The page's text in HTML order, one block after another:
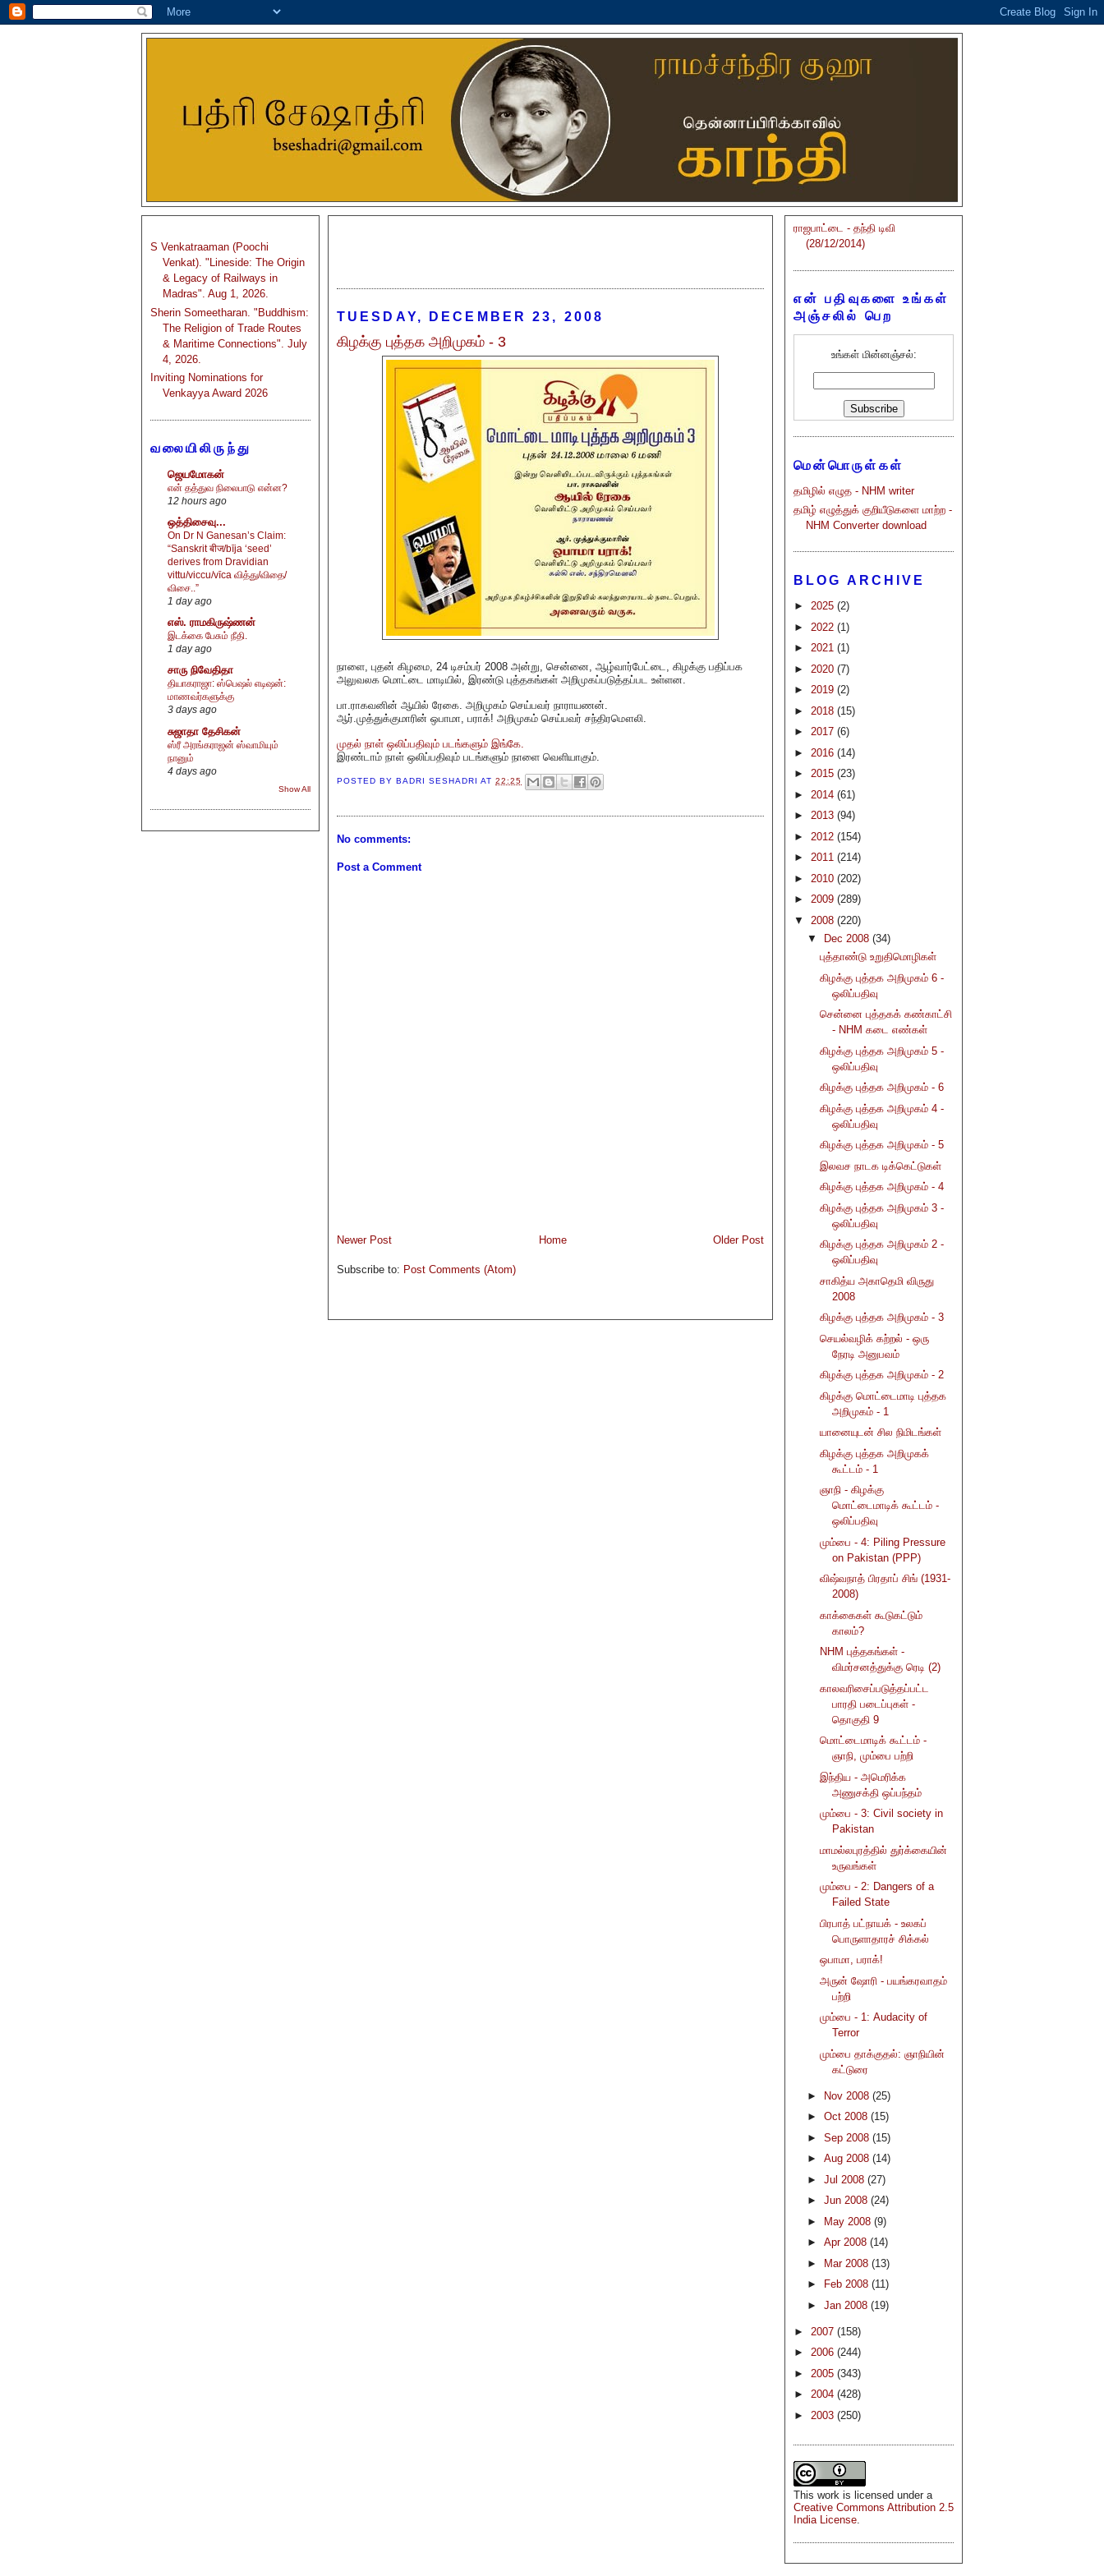
S Venkatraaman (Poochi
Venkat). "Lineside: The Origin
& Legacy of Railways in
Madras". Aug 1, 2026.
Sherin Someetharan. "Buddhism:
The Religion of Trade Routes
& Maritime Connections". July
4, 2026.
Inviting Nominations for
Venkayya Award 2026
வலையிலிருந்து
ஜெயமோகன்
என் தத்துவ நிலைபாடு என்ன?
12 hours ago
ஒத்திசைவு...
On Dr N Ganesan’s Claim:
“Sanskrit बीज/bīja ‘seed’
derives from Dravidian
vittu/viccu/vīca வித்து/விதை/
விசை..”
1 day ago
எஸ். ராமகிருஷ்ணன்
இடக்கை பேசும் நீதி.
1 day ago
சாரு நிவேதிதா
தியாகராஜா: ஸ்பெஷல் எடிஷன்:
மாணவர்களுக்கு
3 days ago
சுஜாதா தேசிகன்
ஸ்ரீ அரங்கராஜன் ஸ்வாமியும்
நானும்
4 days ago
Show All
TUESDAY, DECEMBER 23, 2008
கிழக்கு புத்தக அறிமுகம் - 3
நாளை, புதன் கிழமை, 24 டிசம்பர் 2008 அன்று, சென்னை, ஆழ்வார்பேட்டை, கிழக்கு பதிப்பக
அலுவலக மொட்டை மாடியில், இரண்டு புத்தகங்கள் அறிமுகப்படுத்தப்பட உள்ளன.
பா.ராகவனின் ஆயில் ரேகை. அறிமுகம் செய்பவர் நாராயணன்.
ஆர்.முத்துக்குமாரின் ஒபாமா, பராக்! அறிமுகம் செய்பவர் சந்திரமௌலி.
முதல் நாள் ஒலிப்பதிவும் படங்களும் இங்கே.
இரண்டாம் நாள் ஒலிப்பதிவும் படங்களும் நாளை வெளியாகும்.
POSTED BY BADRI SESHADRI AT22:25
No comments:
Post a Comment
Newer Post Older Post
Home
Subscribe to: Post Comments (Atom)
ராஜபாட்டை - தந்தி டிவி
(28/12/2014)
என் பதிவுகளை உங்கள்
அஞ்சலில் பெற
உங்கள் மின்னஞ்சல்:
மென்பொருள்கள்
தமிழில் எழுத - NHM writer
தமிழ் எழுத்துக் குறியீடுகளை மாற்ற -
NHM Converter download
BLOG ARCHIVE
► 2025 (2)
► 2022 (1)
► 2021 (1)
► 2020 (7)
► 2019 (2)
► 2018 (15)
► 2017 (6)
► 2016 (14)
► 2015 (23)
► 2014 (61)
► 2013 (94)
► 2012 (154)
► 2011 (214)
► 2010 (202)
► 2009 (289)
▼ 2008 (220)
▼
Dec 2008 (34)
புத்தாண்டு உறுதிமொழிகள்
கிழக்கு புத்தக அறிமுகம் 6 -
ஒலிப்பதிவு
சென்னை புத்தகக் கண்காட்சி
- NHM கடை எண்கள்
கிழக்கு புத்தக அறிமுகம் 5 -
ஒலிப்பதிவு
கிழக்கு புத்தக அறிமுகம் - 6
கிழக்கு புத்தக அறிமுகம் 4 -
ஒலிப்பதிவு
கிழக்கு புத்தக அறிமுகம் - 5
இலவச நாடக டிக்கெட்டுகள்
கிழக்கு புத்தக அறிமுகம் - 4
கிழக்கு புத்தக அறிமுகம் 3 -
ஒலிப்பதிவு
கிழக்கு புத்தக அறிமுகம் 2 -
ஒலிப்பதிவு
சாகித்ய அகாதெமி விருது
2008
கிழக்கு புத்தக அறிமுகம் - 3
செயல்வழிக் கற்றல் - ஒரு
நேரடி அனுபவம்
கிழக்கு புத்தக அறிமுகம் - 2
கிழக்கு மொட்டைமாடி புத்தக
அறிமுகம் - 1
யானையுடன் சில நிமிடங்கள்
கிழக்கு புத்தக அறிமுகக்
கூட்டம் - 1
ஞாநி - கிழக்கு
மொட்டைமாடிக் கூட்டம் -
ஒலிப்பதிவு
மும்பை - 4: Piling Pressure
on Pakistan (PPP)
விஷ்வநாத் பிரதாப் சிங் (1931-
2008)
காக்கைகள் கூடுகட்டும்
காலம்?
NHM புத்தகங்கள் -
விமர்சனத்துக்கு ரெடி (2)
காலவரிசைப்படுத்தப்பட்ட
பாரதி படைப்புகள் -
தொகுதி 9
மொட்டைமாடிக் கூட்டம் -
ஞாநி, மும்பை பற்றி
இந்திய - அமெரிக்க
அணுசக்தி ஒப்பந்தம்
மும்பை - 3: Civil society in
Pakistan
மாமல்லபுரத்தில் துர்க்கையின்
உருவங்கள்
மும்பை - 2: Dangers of a
Failed State
பிரபாத் பட்நாயக் - உலகப்
பொருளாதாரச் சிக்கல்
ஒபாமா, பராக்!
அருன் ஷோரி - பயங்கரவாதம்
பற்றி
மும்பை - 1: Audacity of
Terror
மும்பை தாக்குதல்: ஞாநியின்
கட்டுரை
► Nov 2008 (25)
► Oct 2008 (15)
► Sep 2008 (15)
► Aug 2008 (14)
► Jul 2008 (27)
► Jun 2008 (24)
►
May 2008 (9)
► Apr 2008 (14)
►
Mar 2008 (13)
►
Feb 2008 (11)
► Jan 2008 (19)
► 2007 (158)
► 2006 (244)
► 2005 (343)
► 2004 (428)
► 2003 (250)
This work is licensed under a
Creative Commons Attribution 2.5
India License.